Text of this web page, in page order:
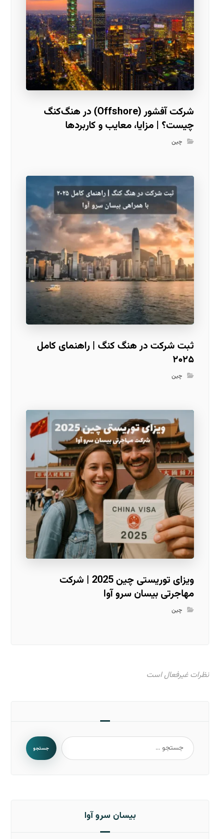
شرکت آفشور (Offshore) در هنگ‌کنگ
چیست؟ | مزایا، معایب و کاربردها
چین
ثبت شرکت در هنگ کنگ | راهنمای کامل
۲۰۲۵
چین
ویزای توریستی چین 2025 | شرکت
مهاجرتی بیسان سرو آوا
چین
نظرات غیرفعال است
جستجو
بیسان سرو آوا